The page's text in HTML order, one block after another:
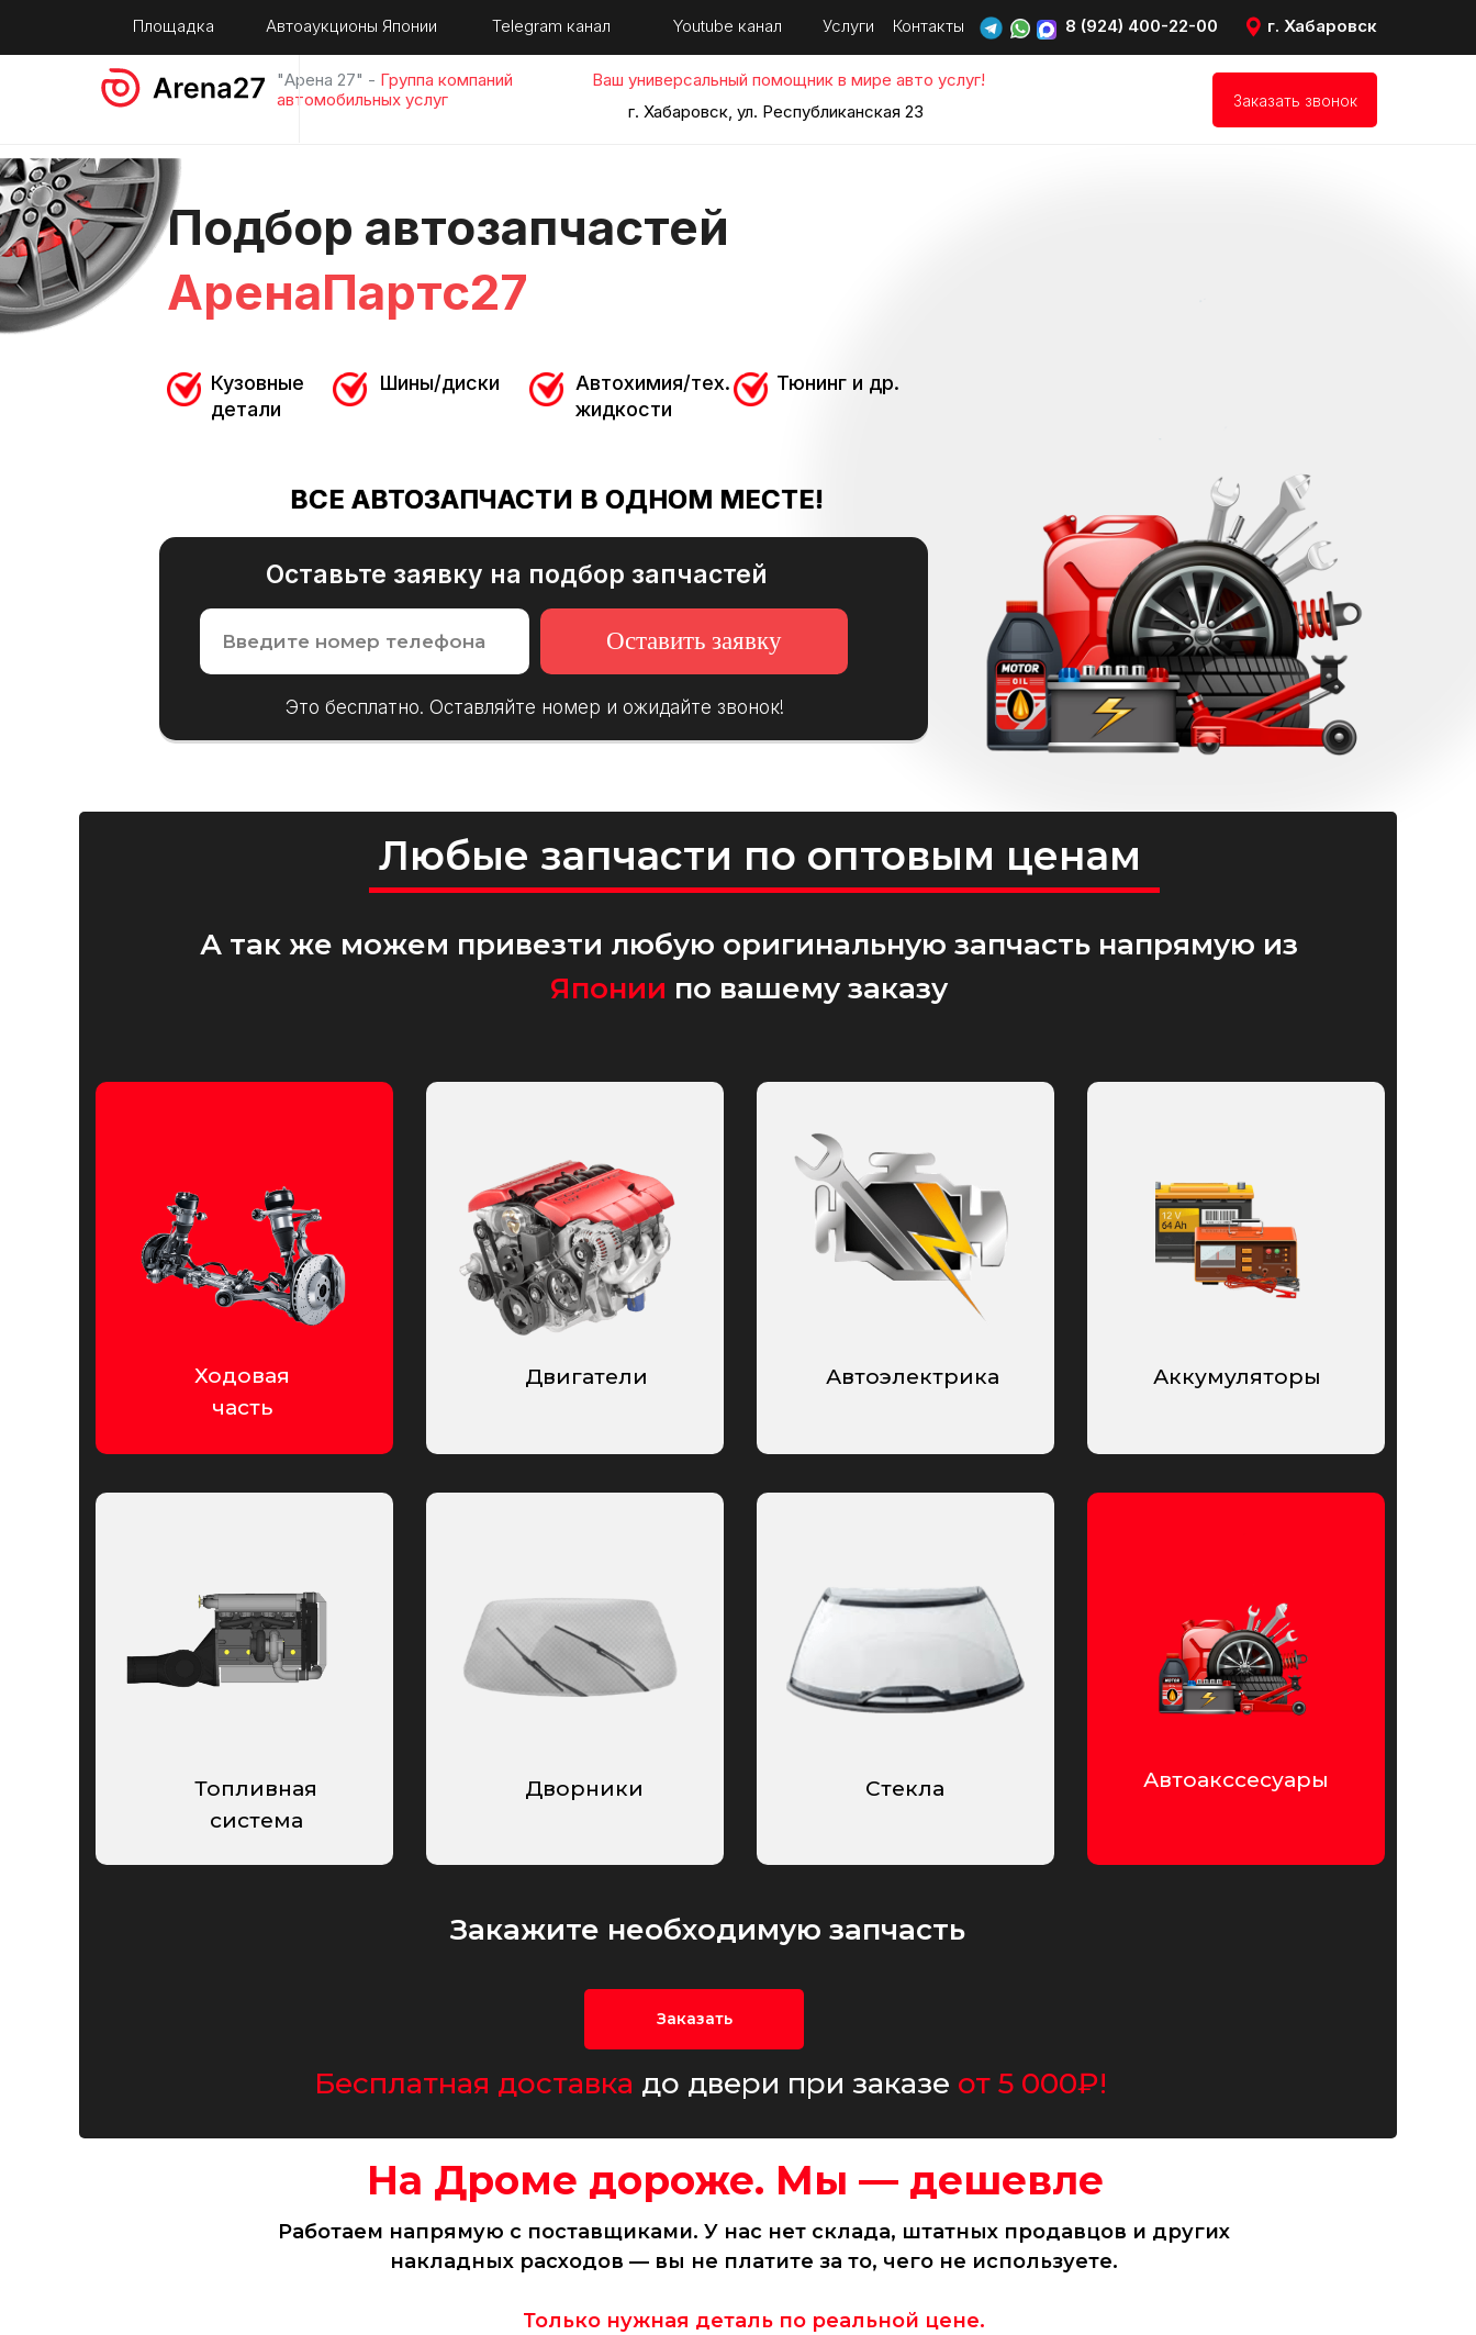
Заказать звонок
Площадка
Ваш универсальный помощник в мире авто услуг!
г. Хабаровск, ул. Республиканская 23
"Арена 27" - Группа компаний
автомобильных услуг
г. Хабаровск
Автоаукционы Японии Telegram канал Youtube канал 8 (924) 400-22-00
Контакты
Услуги
АренаПартс27
Подбор автозапчастей
ВСЕ АВТОЗАПЧАСТИ В ОДНОМ МЕСТЕ!
Тюнинг и др.
Автохимия/тех.
жидкости
Шины/диски
Кузовные
детали
Оставить заявку
Оставьте заявку на подбор запчастей
Это бесплатно. Оставляйте номер и ожидайте звонок!
100% найдем то, что Вам нужно!
Бесплатная доставка до двери при заказе от 5 000₽!
Закажите необходимую запчасть
А так же можем привезти любую оригинальную запчасть напрямую из
Японии по вашему заказу
Ходовая
часть
Двигатели Автоэлектрика Аккумуляторы
Топливная
система
Дворники Стекла Автоакссесуары
Любые запчасти по оптовым ценам
Заказать
На Дроме дороже. Мы — дешевле
Работаем напрямую с поставщиками. У нас нет склада, штатных продавцов и других
накладных расходов — вы не платите за то, чего не используете.
Только нужная деталь по реальной цене.